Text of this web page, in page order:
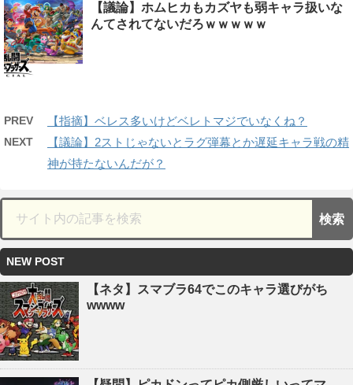
【議論】ホムヒカもカズヤも弱キャラ扱いな
んてされてないだろｗｗｗｗｗ
PREV 【指摘】ベレス多いけどベレトマジでいなくね？
NEXT
【議論】2ストじゃないとラグ弾幕とか遅延キャラ戦の精
神が持たないんだが？
NEW POST
【ネタ】スマブラ64でこのキャラ選びがち
wwww